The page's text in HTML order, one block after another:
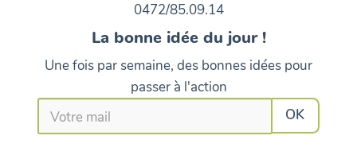
0472/85.09.14
La bonne idée du jour !
Une fois par semaine, des bonnes idées pour
passer à l'action